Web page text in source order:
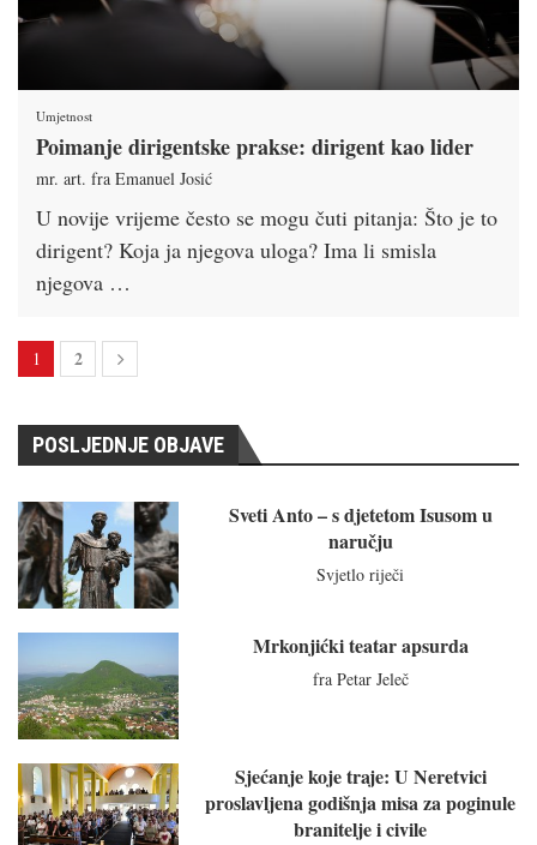
Umjetnost
Poimanje dirigentske prakse: dirigent kao lider
mr. art. fra Emanuel Josić
U novije vrijeme često se mogu čuti pitanja: Što je to
dirigent? Koja ja njegova uloga? Ima li smisla
njegova …
1 2
POSLJEDNJE OBJAVE
Sveti Anto – s djetetom Isusom u
naručju
Svjetlo riječi
Mrkonjićki teatar apsurda
fra Petar Jeleč
Sjećanje koje traje: U Neretvici
proslavljena godišnja misa za poginule
branitelje i civile